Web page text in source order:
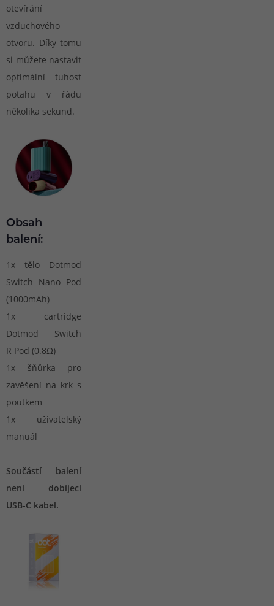
otevírání
vzduchového
otvoru. Díky tomu
si můžete nastavit
optimální tuhost
potahu v řádu
několika sekund.
Obsah
balení:
1x tělo Dotmod
Switch Nano Pod
(1000mAh)
1x cartridge
Dotmod Switch
R Pod (0.8Ω)
1x šňůrka pro
zavěšení na krk s
poutkem
1x uživatelský
manuál
Součástí balení
není dobíjecí
USB-C kabel.